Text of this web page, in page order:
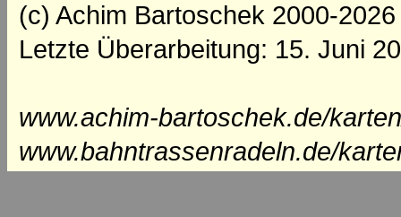
(c) Achim Bartoschek 2000-2026
Letzte Überarbeitung: 15. Juni
www.achim-bartoschek.de/
www.bahntrassenradeln.de/